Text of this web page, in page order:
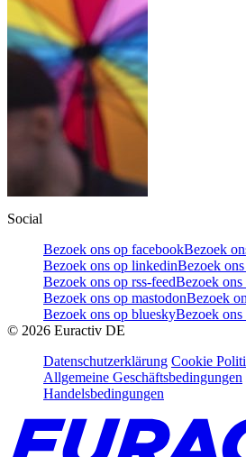
Social
Bezoek ons op facebookBezoek
Bezoek ons op linkedinBezoek
Bezoek ons op rss-feedBezoek ons
Bezoek ons op mastodonBezoek
Bezoek ons op blueskyBezoek ons
© 2026 Euractiv DE
Datenschutzerklärung Cookie
Allgemeine Geschäftsbedingungen
Handelsbedingungen